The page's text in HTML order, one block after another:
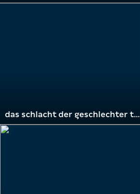
das schlacht der geschlechter trainingscamp - frage 4